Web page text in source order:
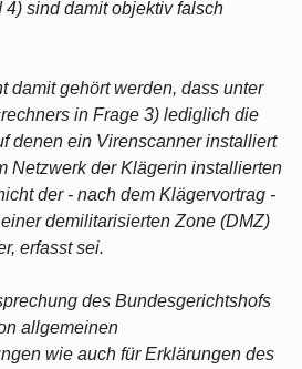
4) sind damit objektiv falsch
damit gehört werden, dass unter
in Frage 3) lediglich die
denen ein Virenscanner installiert
Netzwerk der Klägerin installierten
der - nach dem Klägervortrag -
demilitarisierten Zone (DMZ)
erfasst sei.
des Bundesgerichtshofs
allgemeinen
wie auch für Erklärungen des